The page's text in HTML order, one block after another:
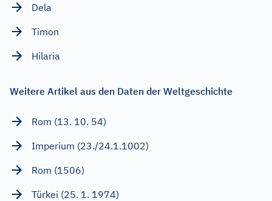
Dela
Timon
Hilaria
Weitere Artikel aus den Daten der Weltgeschichte
Rom (13. 10. 54)
Imperium (23./24.1.1002)
Rom (1506)
Türkei (25. 1. 1974)